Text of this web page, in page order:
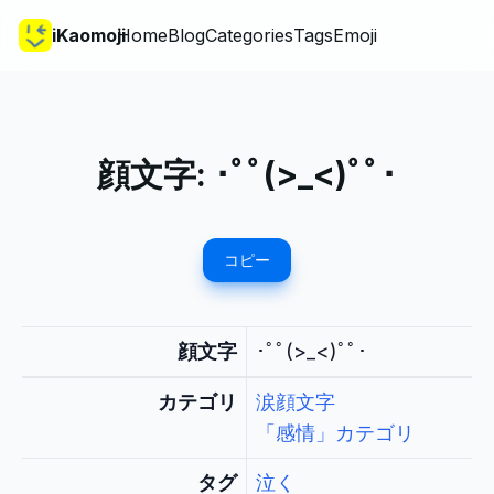
iKaomojiHomeBlogCategoriesTagsEmoji
顔文字: ･ﾟﾟ(>_<)ﾟﾟ･
コピー
顔文字 ･ﾟﾟ(>_<)ﾟﾟ･
カテゴリ
涙顔文字
「感情」カテゴリ
タグ 泣く